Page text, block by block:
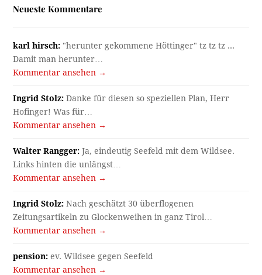
Neueste Kommentare
karl hirsch: "herunter gekommene Höttinger" tz tz tz ...
Damit man herunter…
Kommentar ansehen →
Ingrid Stolz: Danke für diesen so speziellen Plan, Herr
Hofinger! Was für…
Kommentar ansehen →
Walter Rangger: Ja, eindeutig Seefeld mit dem Wildsee.
Links hinten die unlängst…
Kommentar ansehen →
Ingrid Stolz: Nach geschätzt 30 überflogenen
Zeitungsartikeln zu Glockenweihen in ganz Tirol…
Kommentar ansehen →
pension: ev. Wildsee gegen Seefeld
Kommentar ansehen →